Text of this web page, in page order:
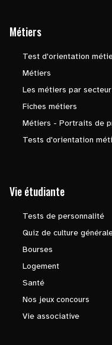
Métiers
Test d'orientation
Métiers
Les métiers par secteur
Fiches métiers
Métiers - Portraits de
Tests d'orientation
Vie étudiante
Tests de personnalité
Quiz de culture
Bourses
Logement
Santé
Nos jeux concours
Vie associative